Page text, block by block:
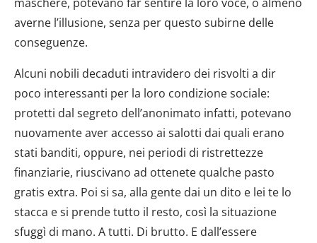
maschere, potevano far sentire la loro voce, o almeno
averne l’illusione, senza per questo subirne delle
conseguenze.
Alcuni nobili decaduti intravidero dei risvolti a dir
poco interessanti per la loro condizione sociale:
protetti dal segreto dell’anonimato infatti, potevano
nuovamente aver accesso ai salotti dai quali erano
stati banditi, oppure, nei periodi di ristrettezze
finanziarie, riuscivano ad ottenete qualche pasto
gratis extra. Poi si sa, alla gente dai un dito e lei te lo
stacca e si prende tutto il resto, così la situazione
sfuggì di mano. A tutti. Di brutto. E dall’essere